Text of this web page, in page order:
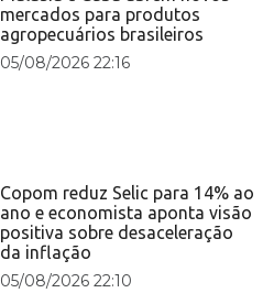
mercados para produtos
agropecuários brasileiros
05/08/2026 22:16
Copom reduz Selic para 14% ao
ano e economista aponta visão
positiva sobre desaceleração
da inflação
05/08/2026 22:10